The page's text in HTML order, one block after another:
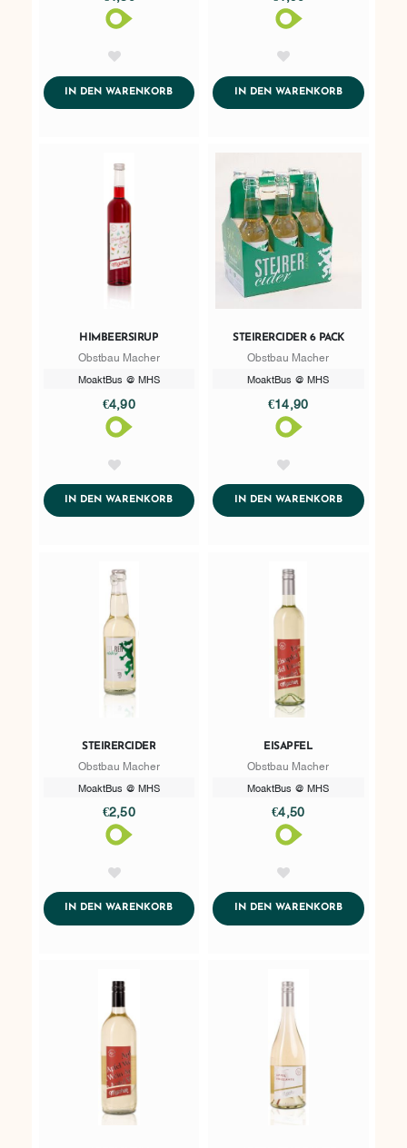
IN DEN WARENKORBADDTOCART IN DEN WARENKORBADDTOCART
HIMBEERSIRUP
Obstbau Macher
MoaktBus @ MHS
€4,90
IN DEN WARENKORBADDTOCART
STEIRERCIDER 6 PACK
Obstbau Macher
MoaktBus @ MHS
€14,90
IN DEN WARENKORBADDTOCART
STEIRERCIDER
Obstbau Macher
MoaktBus @ MHS
€2,50
IN DEN WARENKORBADDTOCART
EISAPFEL
Obstbau Macher
MoaktBus @ MHS
€4,50
IN DEN WARENKORBADDTOCART